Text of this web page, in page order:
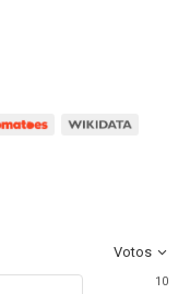
Votos
10